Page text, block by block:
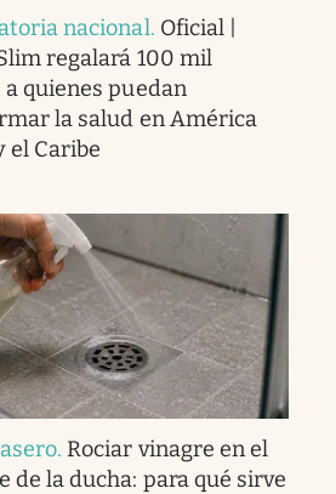
nacional. Oficial |
regalará 100 mil
quienes puedan
la salud en América
el Caribe
. Rociar vinagre en el
de la ducha: para qué sirve